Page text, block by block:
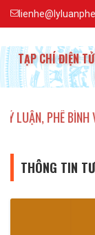
TẠP CHÍ ĐIỆN
BÌNH VĂN HỌC,
THÔNG TIN